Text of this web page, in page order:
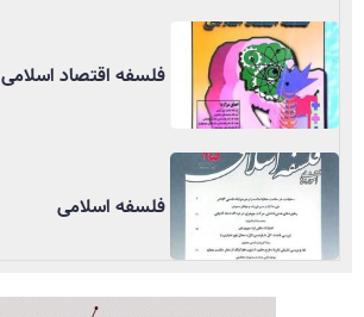
فلسفه اقتصاد اسلامی
فلسفه اسلامی